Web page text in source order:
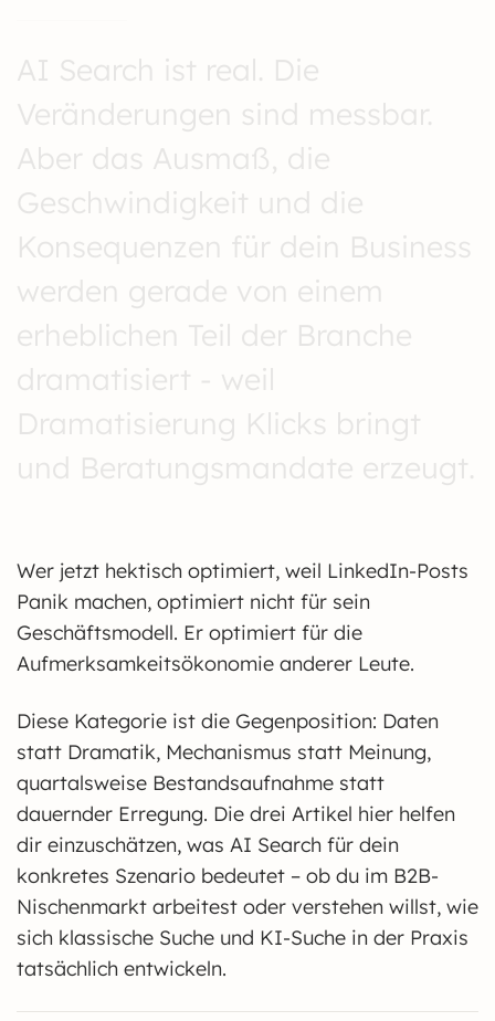
AI Search ist real. Die
Veränderungen sind messbar.
Aber das Ausmaß, die
Geschwindigkeit und die
Konsequenzen für dein Business
werden gerade von einem
erheblichen Teil der Branche
dramatisiert - weil
Dramatisierung Klicks bringt
und Beratungsmandate erzeugt.
Wer jetzt hektisch optimiert, weil LinkedIn-Posts
Panik machen, optimiert nicht für sein
Geschäftsmodell. Er optimiert für die
Aufmerksamkeitsökonomie anderer Leute.
Diese Kategorie ist die Gegenposition: Daten
statt Dramatik, Mechanismus statt Meinung,
quartalsweise Bestandsaufnahme statt
dauernder Erregung. Die drei Artikel hier helfen
dir einzuschätzen, was AI Search für dein
konkretes Szenario bedeutet – ob du im B2B-
Nischenmarkt arbeitest oder verstehen willst, wie
sich klassische Suche und KI-Suche in der Praxis
tatsächlich entwickeln.